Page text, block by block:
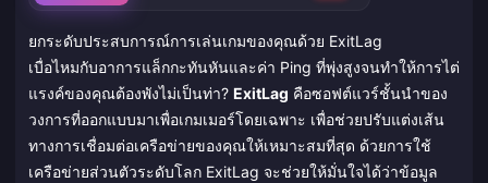
ยกระดับประสบการณ์การเล่นเกมของคุณด้วย ExitLag
เบื่อไหมกับอาการแล็กกะทันหันและค่า Ping ที่พุ่งสูงจนทำให้การไต่
แรงค์ของคุณต้องพังไม่เป็นท่า? ExitLag คือซอฟต์แวร์ชั้นนำของ
วงการที่ออกแบบมาเพื่อเกมเมอร์โดยเฉพาะ เพื่อช่วยปรับแต่งเส้น
ทางการเชื่อมต่อเครือข่ายของคุณให้เหมาะสมที่สุด ด้วยการใช้
เครือข่ายส่วนตัวระดับโลก ExitLag จะช่วยให้มั่นใจได้ว่าข้อมูล